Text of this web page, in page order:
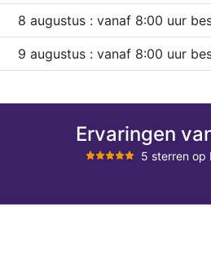
8 augustus : vanaf 8:00 uur
9 augustus : vanaf 8:00 uur
Ervaringen
5 sterren op